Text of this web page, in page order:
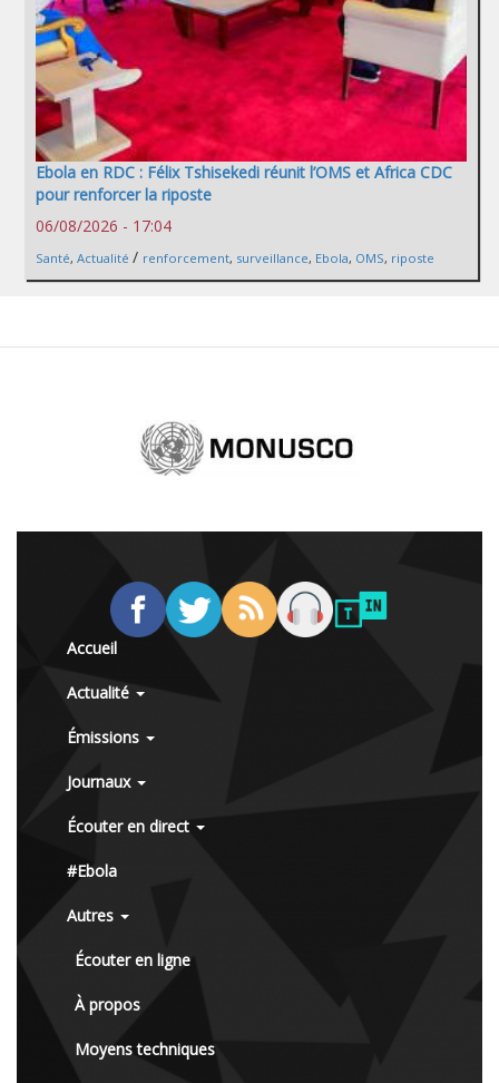
Ebola en RDC : Félix Tshisekedi réunit l’OMS et Africa CDC
pour renforcer la riposte
06/08/2026 - 17:04
Santé, Actualité / renforcement, surveillance, Ebola, OMS, riposte
Accueil
Actualité
Émissions
Journaux
Écouter en direct
#Ebola
Autres
Écouter en ligne
À propos
Moyens techniques